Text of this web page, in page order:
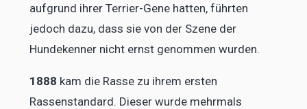
aufgrund ihrer Terrier-Gene hatten, führten
jedoch dazu, dass sie von der Szene der
Hundekenner nicht ernst genommen wurden.
1888 kam die Rasse zu ihrem ersten
Rassenstandard. Dieser wurde mehrmals